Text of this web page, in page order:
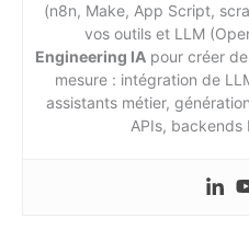
(n8n, Make, App Script,
vos outils et LLM
Engineering IA pour créer
mesure : intégration de
assistants métier,
APIs, backends